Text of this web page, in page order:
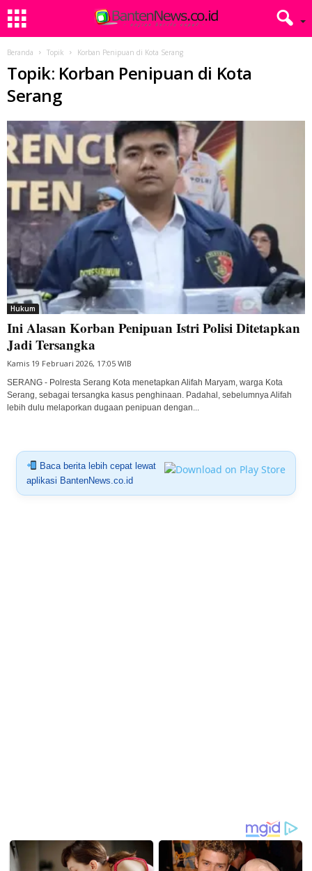
Beranda Topik Korban Penipuan di Kota Serang
Topik: Korban Penipuan di Kota
Serang
Hukum
Ini Alasan Korban Penipuan Istri Polisi Ditetapkan
Jadi Tersangka
Kamis 19 Februari 2026, 17:05 WIB
SERANG - Polresta Serang Kota menetapkan Alifah Maryam, warga Kota
Serang, sebagai tersangka kasus penghinaan. Padahal, sebelumnya Alifah
lebih dulu melaporkan dugaan penipuan dengan...
Baca berita lebih cepat lewat
aplikasi BantenNews.co.id